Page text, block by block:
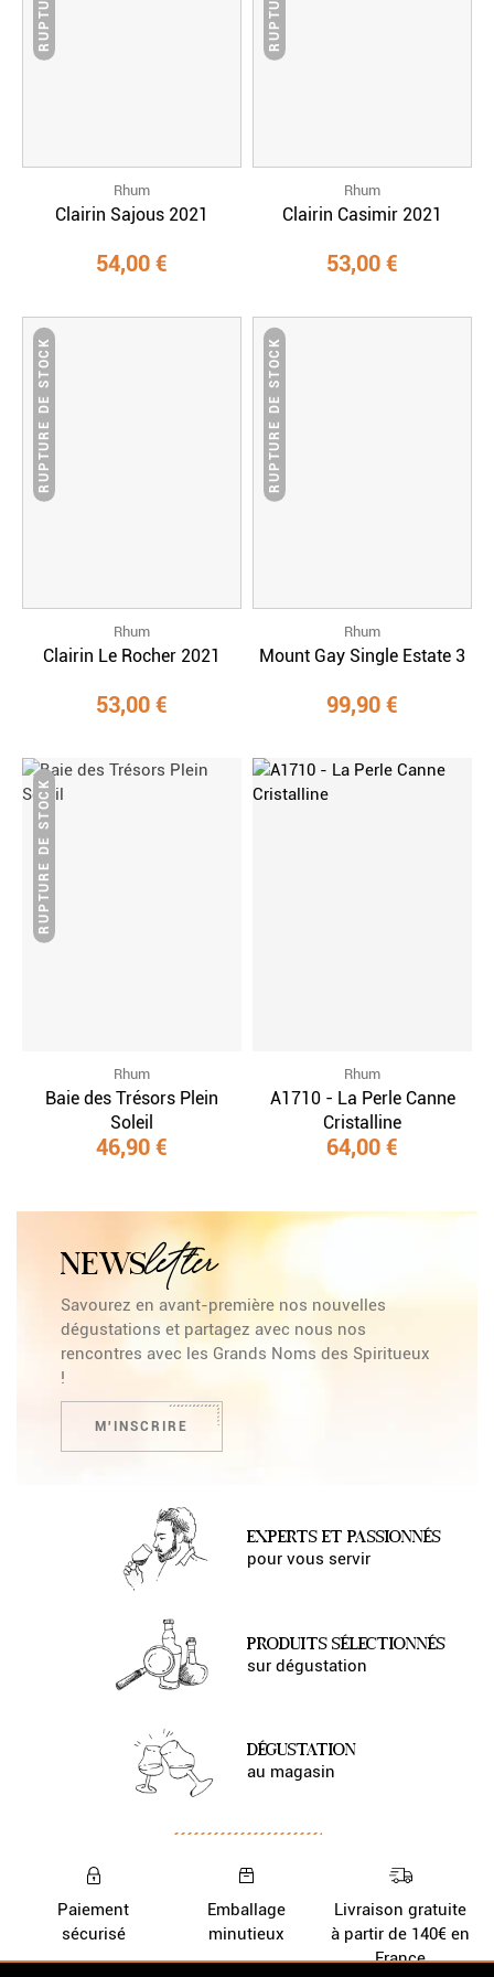
Rhum
Clairin Sajous 2021
54,00 €
Rhum
Clairin Casimir 2021
53,00 €
RUPTURE DE STOCK
Rhum
Clairin Le Rocher 2021
53,00 €
RUPTURE DE STOCK
Rhum
Mount Gay Single Estate 3
99,90 €
RUPTURE DE STOCK
Rhum
Baie des Trésors Plein
Soleil
46,90 €
Rhum
A1710 - La Perle Canne
Cristalline
64,00 €
NEWSletter
Savourez en avant-première nos nouvelles
dégustations et partagez avec nous nos
rencontres avec les Grands Noms des Spiritueux
!
M'INSCRIRE
EXPERTS ET PASSIONNÉS
pour vous servir
PRODUITS SÉLECTIONNÉS
sur dégustation
DÉGUSTATION
au magasin
Paiement
sécurisé
Emballage
minutieux
Livraison gratuite
à partir de 140€ en
France